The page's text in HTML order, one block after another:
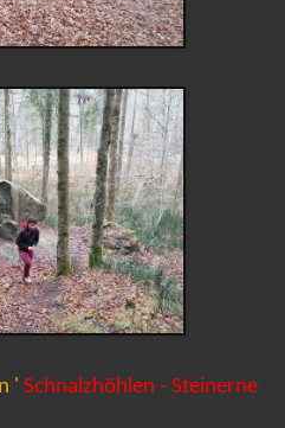
' Schnalzhöhlen - Steinerne